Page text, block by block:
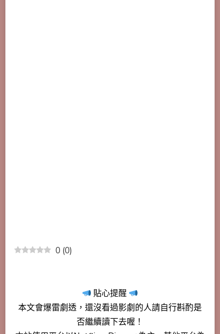
0 (0)
貼心提醒
本文會爆雷劇透 ，還沒看過影劇的人請自行斟酌是
否繼續讀下去喔！